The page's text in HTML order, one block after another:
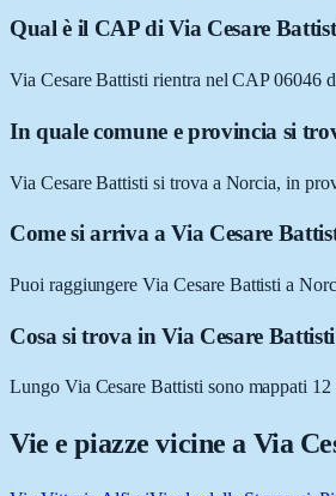
Qual è il CAP di Via Cesare
Via Cesare Battisti rientra nel CAP 06046
In quale comune e provincia si
Via Cesare Battisti si trova a Norcia, in
Come si arriva a Via Cesare
Puoi raggiungere Via Cesare Battisti a
Cosa si trova in Via Cesare
Lungo Via Cesare Battisti sono mappati
Vie e piazze vicine a Via